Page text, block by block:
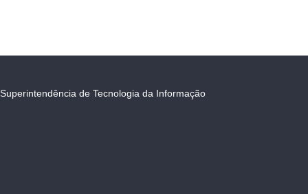
Superintendência de Tecnologia da Informação